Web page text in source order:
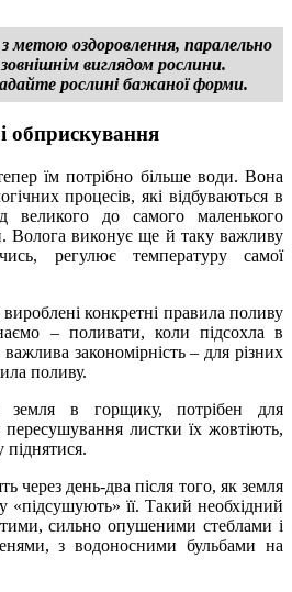
з метою оздоровлення, паралельно
виглядом рослини.
рослині бажаної форми.
обприскування
їм потрібно більше води. Вона
процесів, які відбуваються в
великого до самого маленького
Волога виконує ще й таку важливу
регулює температуру самої
конкретні правила поливу
– поливати, коли підсохла в
закономірність – для різних
поливу.
земля в горщику, потрібен для
пересушування листки їх жовтіють,
піднятися.
через день-два після того, як земля
«підсушують» її. Такий необхідний
сильно опушеними стеблами і
з водоносними бульбами на